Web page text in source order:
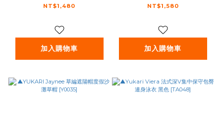
耳其橘
NT$1,480
加入購物車
土耳其橘
NT$1,580
加入購物車